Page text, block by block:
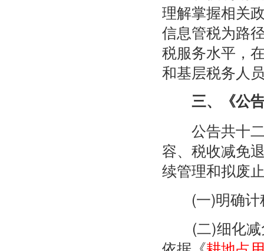
理解掌握相关
信息管税为路
税服务水平，
和基层税务人
三、《公告
公告共十二
容、税收减免
续管理和拟废
(一)明确计
(二)细化减